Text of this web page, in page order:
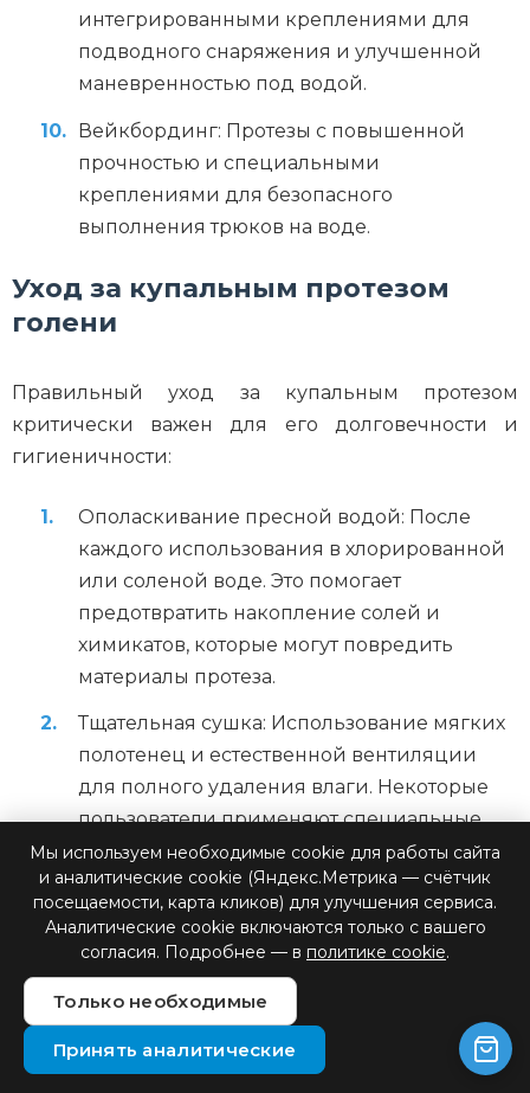
интегрированными креплениями для
подводного снаряжения и улучшенной
маневренностью под водой.
Вейкбординг: Протезы с повышенной
прочностью и специальными
креплениями для безопасного
выполнения трюков на воде.
Уход за купальным протезом
голени
Правильный уход за купальным протезом
критически важен для его долговечности и
гигиеничности:
Ополаскивание пресной водой: После
каждого использования в хлорированной
или соленой воде. Это помогает
предотвратить накопление солей и
химикатов, которые могут повредить
материалы протеза.
Тщательная сушка: Использование мягких
полотенец и естественной вентиляции
для полного удаления влаги. Некоторые
пользователи применяют специальные
сушилки с низкой температурой для
ускорения процесса.
Проверка герметичности: Регулярный
осмотр уплотнений и креплений на
предмет повреждений. Рекомендуется
проводить визуальный осмотр перед
каждым использованием.
Мы используем необходимые cookie для работы сайта
и аналитические cookie (Яндекс.Метрика — счётчик
посещаемости, карта кликов) для улучшения сервиса.
Аналитические cookie включаются только с вашего
согласия. Подробнее — в политике cookie.
Только необходимые
Принять аналитические